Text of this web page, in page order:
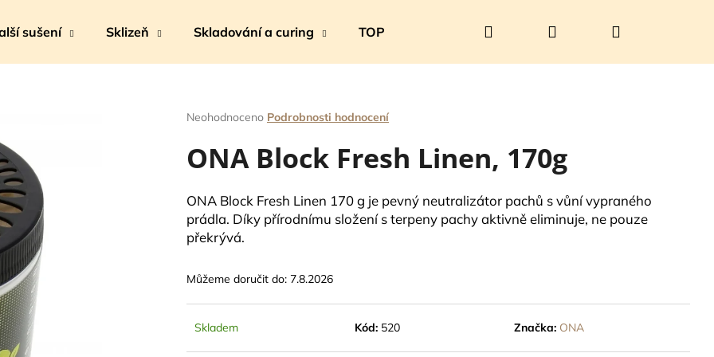
sušení Sklizeň Skladování a curing TOP PRODUKTY Hledat PřihlášeníNákupní
Průměrné
produktu
je
5
hvězdiček.
Neohodnoceno Podrobnosti hodnocení
ONA Block Fresh Linen, 170g
ONA Block Fresh Linen 170 g je pevný neutralizátor pachů s vůní vypraného
prádla. Díky přírodnímu složení s terpeny pachy aktivně eliminuje, ne pouze
překrývá.
Můžeme doručit do: 7.8.2026
Skladem Kód: 520 Značka: ONA
HLEDAT